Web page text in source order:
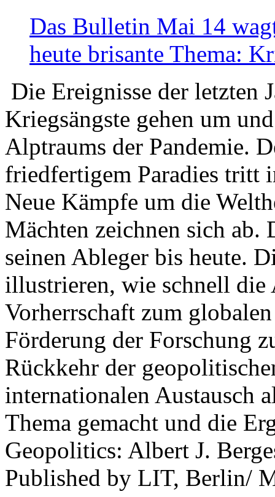
Das Bulletin Mai 14
heute brisante Thema:
Die Ereignisse der letzten
Kriegsängste gehen um
Alptraums der Pandemie.
friedfertigem Paradies tritt
Neue Kämpfe um die
Mächten zeichnen sich
seinen Ableger bis heute.
illustrieren, wie schnell die
Vorherrschaft zum
Förderung der Forschung
Rückkehr der
internationalen Austausch
Thema gemacht und die
Geopolitics: Albert J.
Published by LIT, Berlin/